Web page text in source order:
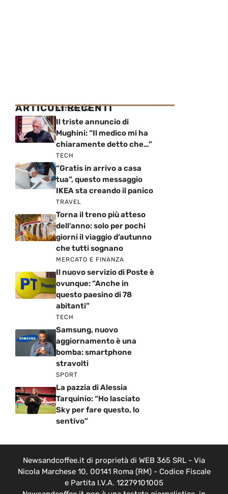
ARTICOLI RECENTI
ATTUALITÀ
Il triste annuncio di
Mughini: “Il medico mi ha
chiaramente detto che…”
TECH
“Gratis in arrivo a casa
tua”, questo messaggio
IKEA sta creando il panico
TRAVEL
Torna il treno più atteso
dell’anno: solo per pochi
giorni il viaggio d’autunno
che tutti sognano
MERCATO E FINANZA
Il nuovo servizio di Poste è
ovunque: “Anche in
questo paesino di 78
abitanti”
TECH
Samsung, nuovo
aggiornamento è una
bomba: smartphone
stravolti
SPORT
La pazzia di Alessia
Tarquinio: “Ho lasciato
Sky per fare questo, lo
sentivo”
Newsandcoffee.it di proprietà di WEB 365 SRL - Via
Nicola Marchese 10, 00141 Roma (RM) - Codice Fiscale
e Partita I.V.A. 12279101005